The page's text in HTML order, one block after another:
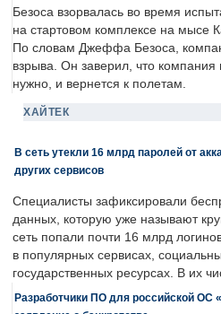
Безоса взорвалась во время
на стартовом комплексе на мысе
По словам Джеффа Безоса,
взрыва. Он заверил, что компания
нужно, и вернется к полетам.
ХАЙТЕК
В сеть утекли 16 млрд паролей от
других сервисов
Специалисты зафиксировали
данных, которую уже называют
сеть попали почти 16 млрд
в популярных сервисах,
государственных ресурсах. В их
Разработчики ПО для российской ОС